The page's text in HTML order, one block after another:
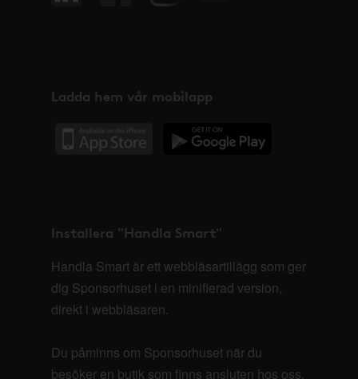
Ladda hem vår mobilapp
Installera "Handla Smart"
Handla Smart är ett webbläsartillägg som ger
dig Sponsorhuset i en minifierad version,
direkt i webbläsaren.
Du påminns om Sponsorhuset när du
besöker en butik som finns ansluten hos oss.